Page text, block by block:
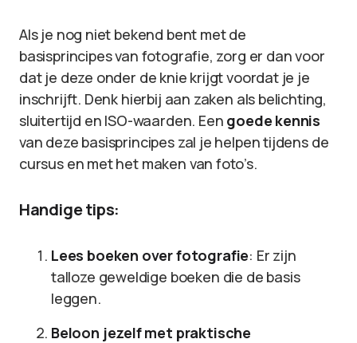
Als je nog niet bekend bent met de
basisprincipes van fotografie, zorg er dan voor
dat je deze onder de knie krijgt voordat je je
inschrijft. Denk hierbij aan zaken als belichting,
sluitertijd en ISO-waarden. Een goede kennis
van deze basisprincipes zal je helpen tijdens de
cursus en met het maken van foto’s.
Handige tips:
Lees boeken over fotografie: Er zijn
talloze geweldige boeken die de basis
leggen.
Beloon jezelf met praktische